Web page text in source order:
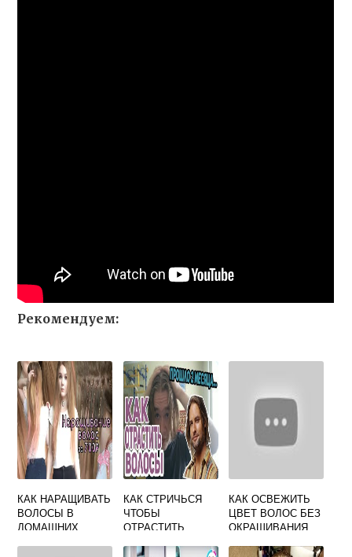
Рекомендуем:
КАК НАРАЩИВАТЬ
ВОЛОСЫ В
ДОМАШНИХ
КАК СТРИЧЬСЯ
ЧТОБЫ
ОТРАСТИТЬ
КАК ОСВЕЖИТЬ
ЦВЕТ ВОЛОС БЕЗ
ОКРАШИВАНИЯ